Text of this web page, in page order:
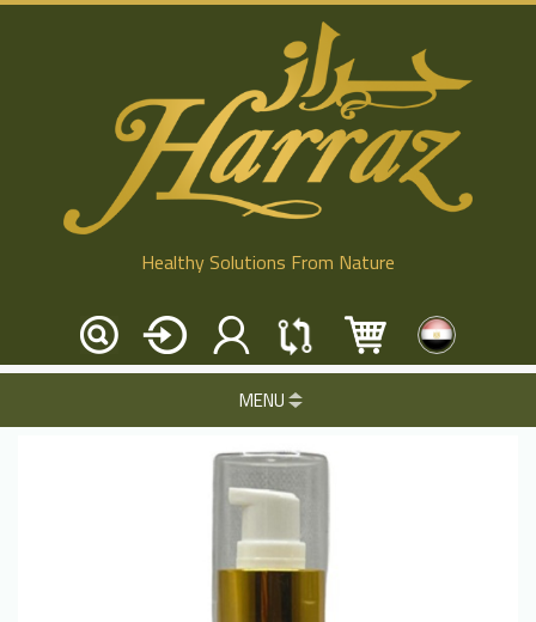
Healthy Solutions From Nature
MENU